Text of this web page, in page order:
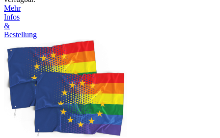
Mehr
Infos
&
Bestellung